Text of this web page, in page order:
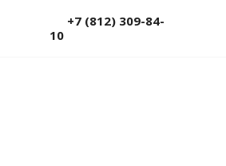
+7 (812) 309-84-
10